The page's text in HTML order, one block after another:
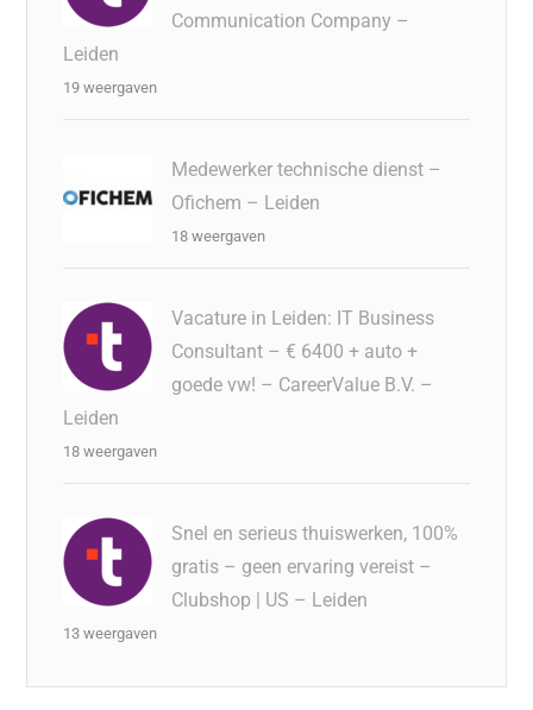
Communication Company –
Leiden
19 weergaven
Medewerker technische dienst –
Ofichem – Leiden
18 weergaven
Vacature in Leiden: IT Business
Consultant – € 6400 + auto +
goede vw! – CareerValue B.V. –
Leiden
18 weergaven
Snel en serieus thuiswerken, 100%
gratis – geen ervaring vereist –
Clubshop | US – Leiden
13 weergaven